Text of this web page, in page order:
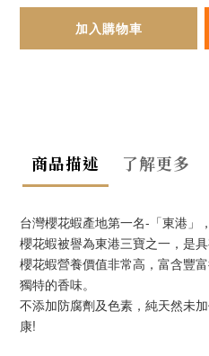
加入購物車
商品描述 了解更多
台灣櫻花蝦產地第一名-「東港」
櫻花蝦被譽為東港三寶之一，是具
櫻花蝦營養價值非常高，富含豐
獨特的香味。
不添加防腐劑及色素，純天然未
康!